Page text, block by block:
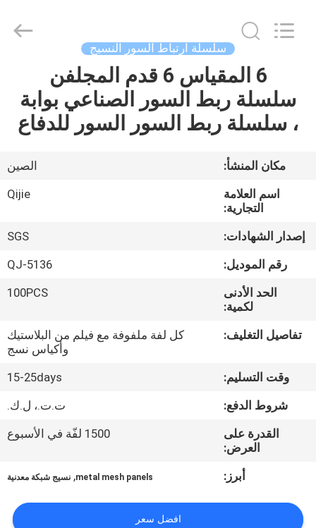
الصفحة
الرئيسية
معلومات
جولة
الجودة
اتصل
اقتباس
سلسلة ارتباط السور النسيج
6 المقياس 6 قدم المجلفن
سلسلة ربط السور الصناعي بوابة
، سلسلة ربط السور السور للدفاع
مكان المنشأ:
الصين
اسم العلامة
التجارية:
Qijie
إصدار الشهادات:
SGS
رقم الموديل:
QJ-5136
الحد الأدنى
لكمية:
100PCS
تفاصيل التغليف:
كل لفة ملفوفة مع فيلم من البلاستيك
وأكياس نسج
وقت التسليم:
15-25days
شروط الدفع:
ت.ت.، ل.ك.
القدرة على
العرض:
1500 لفّة في الأسبوع
أبرز: metal mesh panels
, نسيج شبكة معدنية
افضل سعر